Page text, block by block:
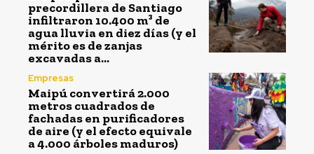
precordillera de Santiago
infiltraron 10.400 m³ de
agua lluvia en diez días (y el
mérito es de zanjas
excavadas a...
Empresas
Maipú convertirá 2.000
metros cuadrados de
fachadas en purificadores
de aire (y el efecto equivale
a 4.000 árboles maduros)